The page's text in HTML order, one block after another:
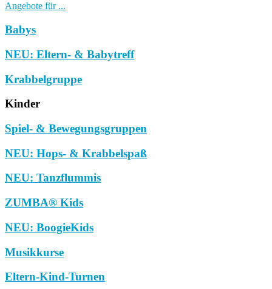
Angebote für ...
Babys
NEU: Eltern- & Babytreff
Krabbelgruppe
Kinder
Spiel- & Bewegungsgruppen
NEU: Hops- & Krabbelspaß
NEU: Tanzflummis
ZUMBA® Kids
NEU: BoogieKids
Musikkurse
Eltern-Kind-Turnen